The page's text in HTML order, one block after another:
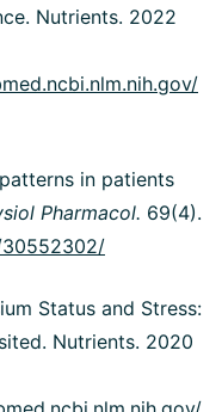
Nutrients. 2022
in patients
Pharmacol. 69(4).
30552302/
Status and Stress:
Nutrients. 2020